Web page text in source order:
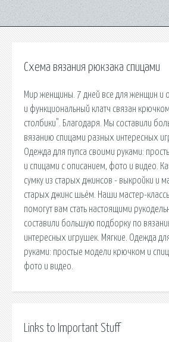
Схема вязания рюкзака спицами
Мир женщины. 7 дней все для женщин и
и функциональный клатч связан
столбики". Благодаря. Мы составили
вязанию спицами разных интересных
Одежда для пупса своими руками:
и спицами с описанием, фото и видео.
сумку из старых джинсов - выкройки и
старых джинс шьём. Наши мастер-
помогут вам стать настоящими
составили большую подборку по
интересных игрушек. Мягкие. Одежда
руками: простые модели крючком и
фото и видео.
Links to Important Stuff